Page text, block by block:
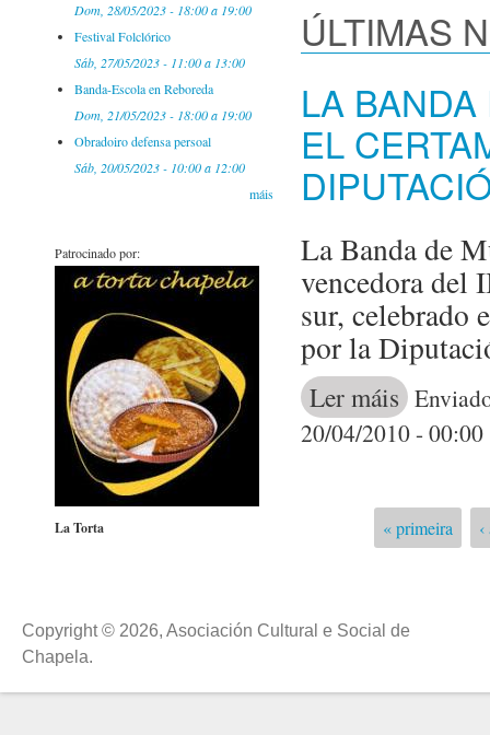
Dom, 28/05/2023 - 18:00a 19:00
Festival Folclórico
Sáb, 27/05/2023 - 11:00a 13:00
Banda-Escola en Reboreda
Dom, 21/05/2023 - 18:00a 19:00
Obradoiro defensa persoal
Sáb, 20/05/2023 - 10:00a 12:00
máis
Patrocinado por:
La Torta
ÚLTIMAS
LA
EL
La Banda de
vencedora del
sur, celebrado
por la
Ler máis acerca de La
20/04/2010 - 00:00
Páxinas
« primeira
Copyright © 2026, Asociación Cultural e Social de
Chapela.